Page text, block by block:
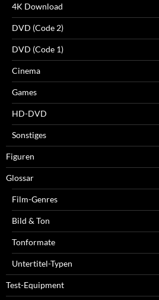
4K Download
DVD (Code 2)
DVD (Code 1)
Cinema
Games
HD-DVD
Sonstiges
Figuren
Glossar
Film-Genres
Bild & Ton
Tonformate
Untertitel-Typen
Test-Equipment